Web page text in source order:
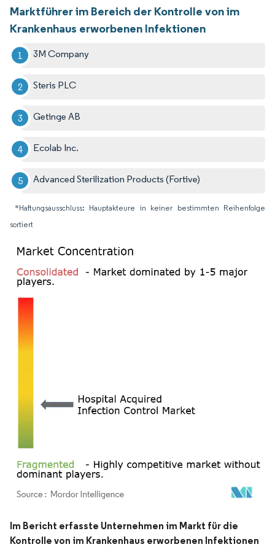
Marktführer im Bereich der Kontrolle von im
Krankenhaus erworbenen Infektionen
3M Company
Steris PLC
Getinge AB
Ecolab Inc.
Advanced Sterilization Products (Fortive)
*Haftungsausschluss: Hauptakteure in keiner bestimmten Reihenfolge
sortiert
Bild © Mordor Intelligence. Wiederverwendung erfordert Namensnennung
Im Bericht erfasste Unternehmen im Markt für die
Kontrolle von im Krankenhaus erworbenen Infektionen